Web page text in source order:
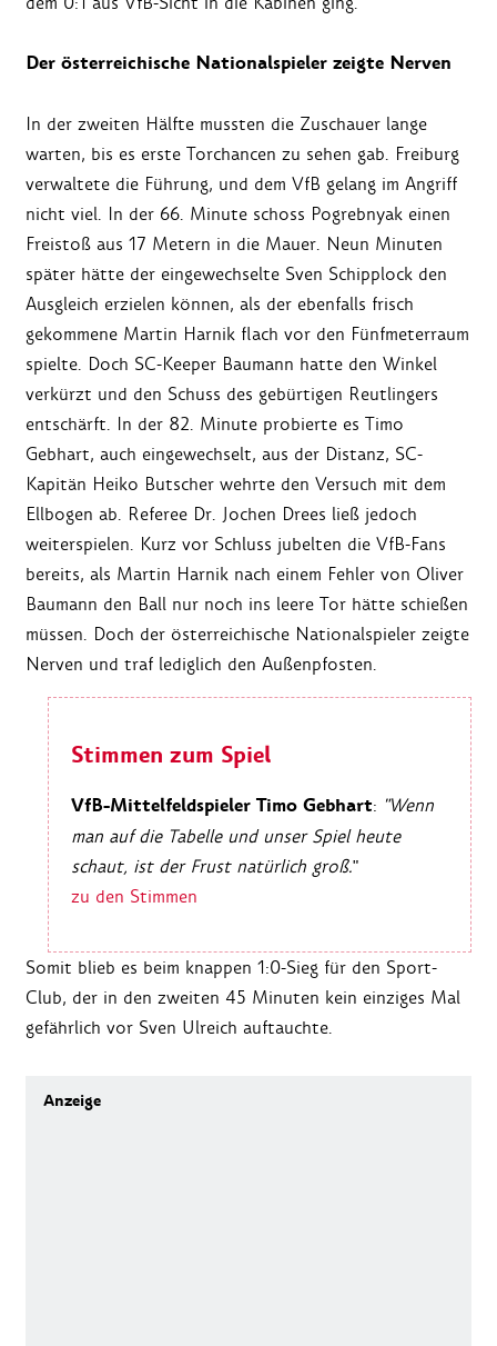
Der österreichische Nationalspieler zeigte Nerven
In der zweiten Hälfte mussten die Zuschauer lange
warten, bis es erste Torchancen zu sehen gab. Freiburg
verwaltete die Führung, und dem VfB gelang im Angriff
nicht viel. In der 66. Minute schoss Pogrebnyak einen
Freistoß aus 17 Metern in die Mauer. Neun Minuten
später hätte der eingewechselte Sven Schipplock den
Ausgleich erzielen können, als der ebenfalls frisch
gekommene Martin Harnik flach vor den Fünfmeterraum
spielte. Doch SC-Keeper Baumann hatte den Winkel
verkürzt und den Schuss des gebürtigen Reutlingers
entschärft. In der 82. Minute probierte es Timo
Gebhart, auch eingewechselt, aus der Distanz, SC-
Kapitän Heiko Butscher wehrte den Versuch mit dem
Ellbogen ab. Referee Dr. Jochen Drees ließ jedoch
weiterspielen. Kurz vor Schluss jubelten die VfB-Fans
bereits, als Martin Harnik nach einem Fehler von Oliver
Baumann den Ball nur noch ins leere Tor hätte schießen
müssen. Doch der österreichische Nationalspieler zeigte
Nerven und traf lediglich den Außenpfosten.
Stimmen zum Spiel
VfB-Mittelfeldspieler Timo Gebhart: "Wenn
man auf die Tabelle und unser Spiel heute
schaut, ist der Frust natürlich groß."
zu den Stimmen
Somit blieb es beim knappen 1:0-Sieg für den Sport-
Club, der in den zweiten 45 Minuten kein einziges Mal
gefährlich vor Sven Ulreich auftauchte.